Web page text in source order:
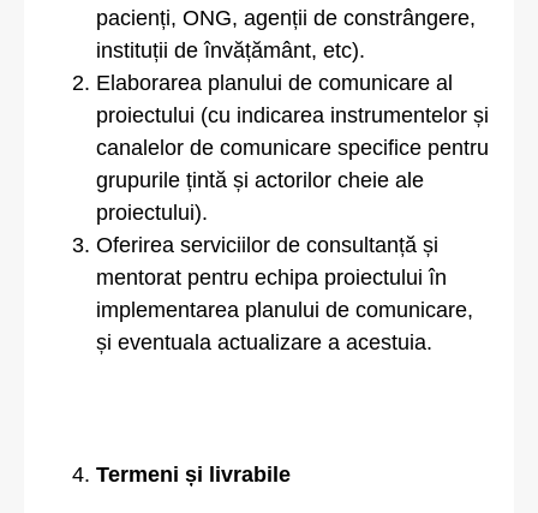
pacienți, ONG, agenții de constrângere,
instituții de învățământ, etc).
Elaborarea planului de comunicare al
proiectului (cu indicarea instrumentelor și
canalelor de comunicare specifice pentru
grupurile țintă și actorilor cheie ale
proiectului).
Oferirea serviciilor de consultanță și
mentorat pentru echipa proiectului în
implementarea planului de comunicare,
și eventuala actualizare a acestuia.
Termeni și livrabile